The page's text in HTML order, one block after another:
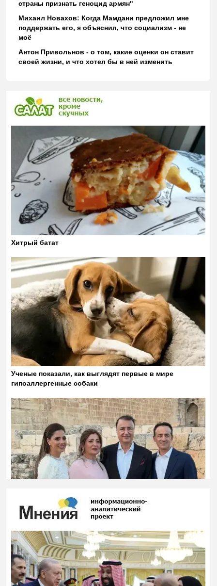
страны признать геноцид армян"
Михаил Новахов: Когда Мамдани предложил мне
поддержать его, я объяснил, что социализм - не
моё
Антон Привольнов - о том, какие оценки он ставит
своей жизни, и что хотел бы в ней изменить